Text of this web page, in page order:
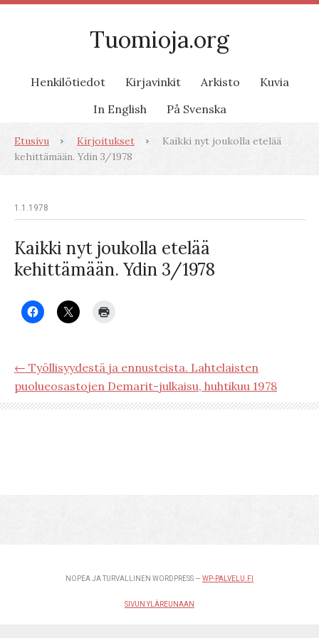
Tuomioja.org
Henkilötiedot Kirjavinkit Arkisto
Kuvia
In English
På Svenska
Etusivu Kirjoitukset
Kaikki nyt joukolla etelää
kehittämään. Ydin 3/1978
1.1.1978
Kaikki nyt joukolla etelää
kehittämään. Ydin 3/1978
← Työllisyydestä ja ennusteista. Lahtelaisten
puolueosastojen Demarit-julkaisu, huhtikuu 1978
NOPEA JA TURVALLINEN WORDPRESS — WP-PALVELU.FI
SIVUN YLÄREUNAAN